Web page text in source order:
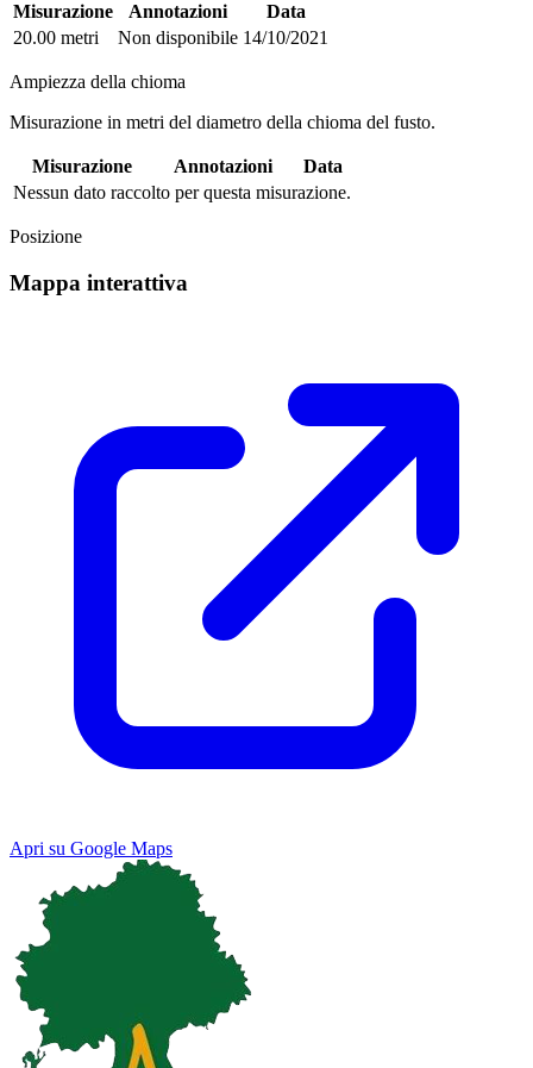
Misurazione Annotazioni
Data
20.00 metri
Non disponibile 14/10/2021
Ampiezza della chioma
Misurazione in metri del diametro della chioma del fusto.
Misurazione Annotazioni
Data
Nessun dato raccolto per questa misurazione.
Posizione
Mappa interattiva
Apri su Google Maps
Map Satellite
Keyboard shortcuts